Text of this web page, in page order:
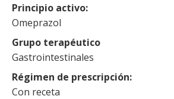
Principio activo
Omeprazol
Grupo terapéutico
Gastrointestinales
Régimen de prescripción
Con receta